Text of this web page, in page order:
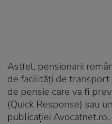
Astfel, pensionarii
de facilități de
de pensie care va fi
(Quick Response) sau
publicației Avocatnet.ro.